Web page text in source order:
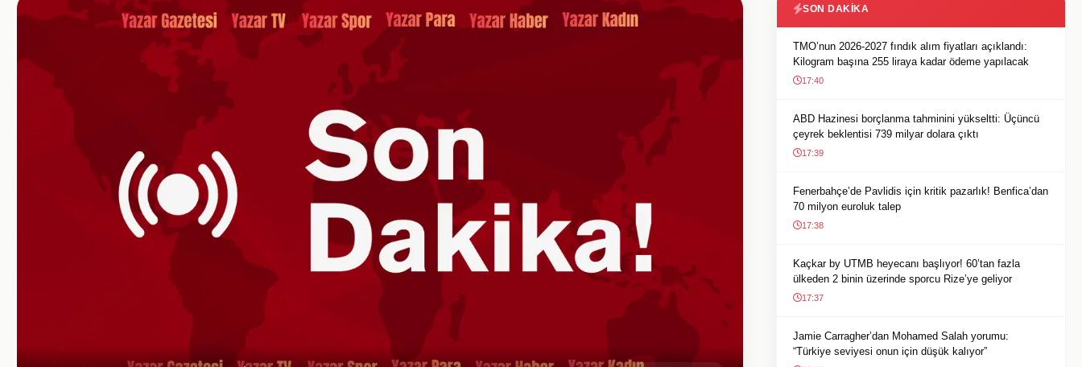
SON DAKIKA
TMO’nun 2026-2027 fındık alım fiyatları açıklandı:
Kilogram başına 255 liraya kadar ödeme yapılacak
17:40
ABD Hazinesi borçlanma tahminini yükseltti: Üçüncü
çeyrek beklentisi 739 milyar dolara çıktı
17:39
Fenerbahçe’de Pavlidis için kritik pazarlık! Benfica’dan
70 milyon euroluk talep
17:38
Kaçkar by UTMB heyecanı başlıyor! 60’tan fazla
ülkeden 2 binin üzerinde sporcu Rize’ye geliyor
17:37
Jamie Carragher’dan Mohamed Salah yorumu:
“Türkiye seviyesi onun için düşük kalıyor”